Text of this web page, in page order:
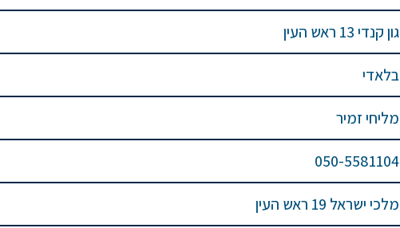
גון קנדי 13 ראש העין
בלאדי
מליחי זמיר
050-5581104
מלכי ישראל 19 ראש העין